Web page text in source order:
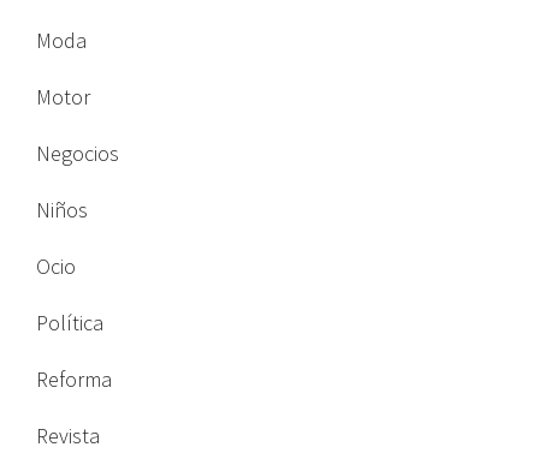
Moda
Motor
Negocios
Niños
Ocio
Política
Reforma
Revista